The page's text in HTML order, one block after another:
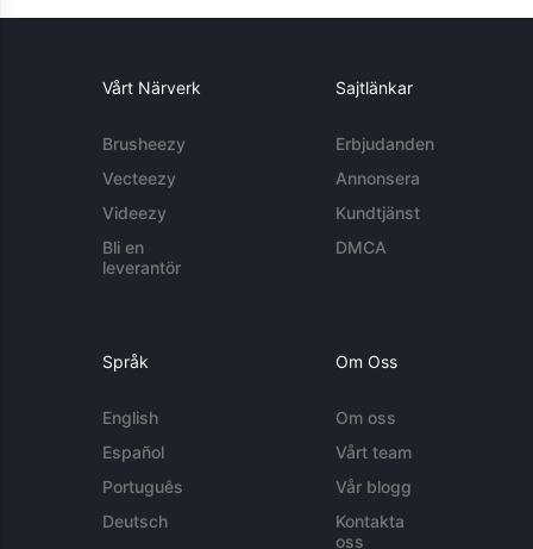
Vårt Närverk
Brusheezy
Vecteezy
Videezy
Bli en
leverantör
Sajtlänkar
Erbjudanden
Annonsera
Kundtjänst
DMCA
Språk
English
Español
Português
Deutsch
Om Oss
Om oss
Vårt team
Vår blogg
Kontakta
oss